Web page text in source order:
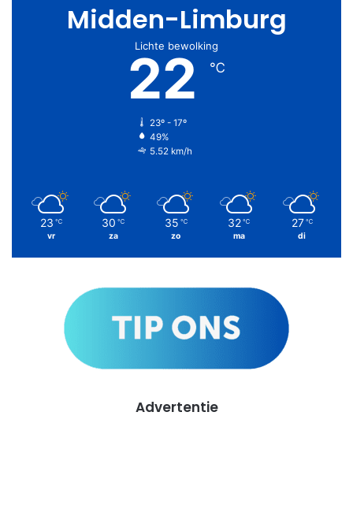
Midden-Limburg
Lichte bewolking
22 ℃
23º - 17º
49%
5.52 km/h
23 ℃
vr
30 ℃
za
35 ℃
zo
32 ℃
ma
27 ℃
di
Advertentie